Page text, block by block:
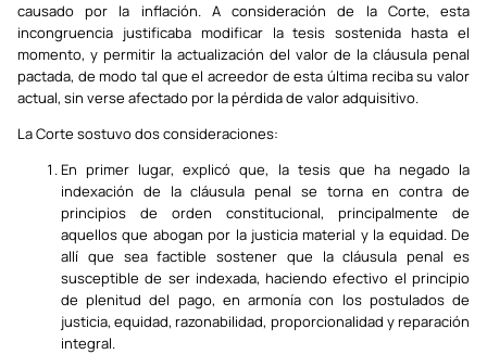
causado por la inflación. A consideración de la Corte, esta
incongruencia justificaba modificar la tesis sostenida hasta el
momento, y permitir la actualización del valor de la cláusula penal
pactada, de modo tal que el acreedor de esta última reciba su valor
actual, sin verse afectado por la pérdida de valor adquisitivo.
La Corte sostuvo dos consideraciones:
En primer lugar, explicó que, la tesis que ha negado la
indexación de la cláusula penal se torna en contra de
principios de orden constitucional, principalmente de
aquellos que abogan por la justicia material y la equidad. De
allí que sea factible sostener que la cláusula penal es
susceptible de ser indexada, haciendo efectivo el principio
de plenitud del pago, en armonía con los postulados de
justicia, equidad, razonabilidad, proporcionalidad y reparación
integral.